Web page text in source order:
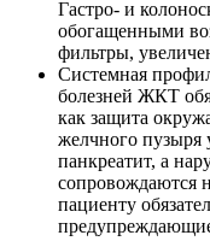
Гастро- и
обогащенными
фильтры,
Системная
болезней ЖКТ
как защита
желчного пузыря
панкреатит, а
сопровождаются
пациенту